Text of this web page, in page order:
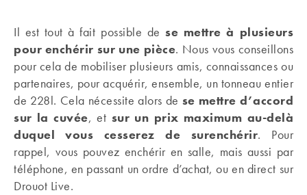
Il est tout à fait possible dese mettre à plusieurs
pour enchérir sur une pièce. Nous vous conseillons
pour cela de mobiliser plusieurs amis, connaissances ou
partenaires, pour acquérir, ensemble, un tonneau entier
de 228l. Cela nécessite alors de se mettre d’accord
sur la cuvée, et sur un prix maximum au-delà
duquel vous cesserez de surenchérir. Pour
rappel, vous pouvez enchérir en salle, mais aussi par
téléphone, en passant un ordre d’achat, ou en direct sur
Drouot Live.